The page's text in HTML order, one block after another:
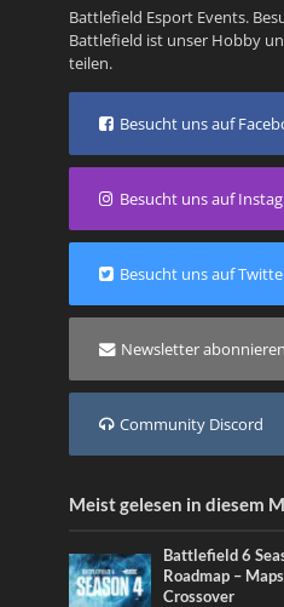
Battlefield Esport Events.
Battlefield ist unser Hobby
teilen.
Besucht uns auf
Besucht uns auf
Besucht uns auf
Newsletter abonnieren
Community Discord
Meist gelesen in diesem
Battlefield 6
Roadmap –
Crossover